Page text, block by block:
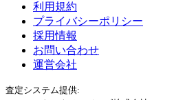
利用規約
プライバシーポリシー
採用情報
お問い合わせ
運営会社
査定システム提供: